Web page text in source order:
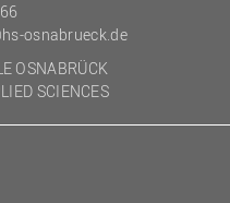
osnabrueck.de
OSNABRÜCK
SCIENCES